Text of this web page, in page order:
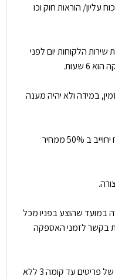
עליון/ הוראות חוק וכו
הלקוחות יום לפני
שעות.
במידה ולא יהיה מענה
כל ביטול הובלה לאחר שנקבעה, הלקוח יחוייב ב 50% ממחיר
במועד שהוצע בפניו מכל
בקשר לזמני האספקה
כל המחירים מתייחסים להובלה והרכבה של פריטים עד קומה 3 ללא